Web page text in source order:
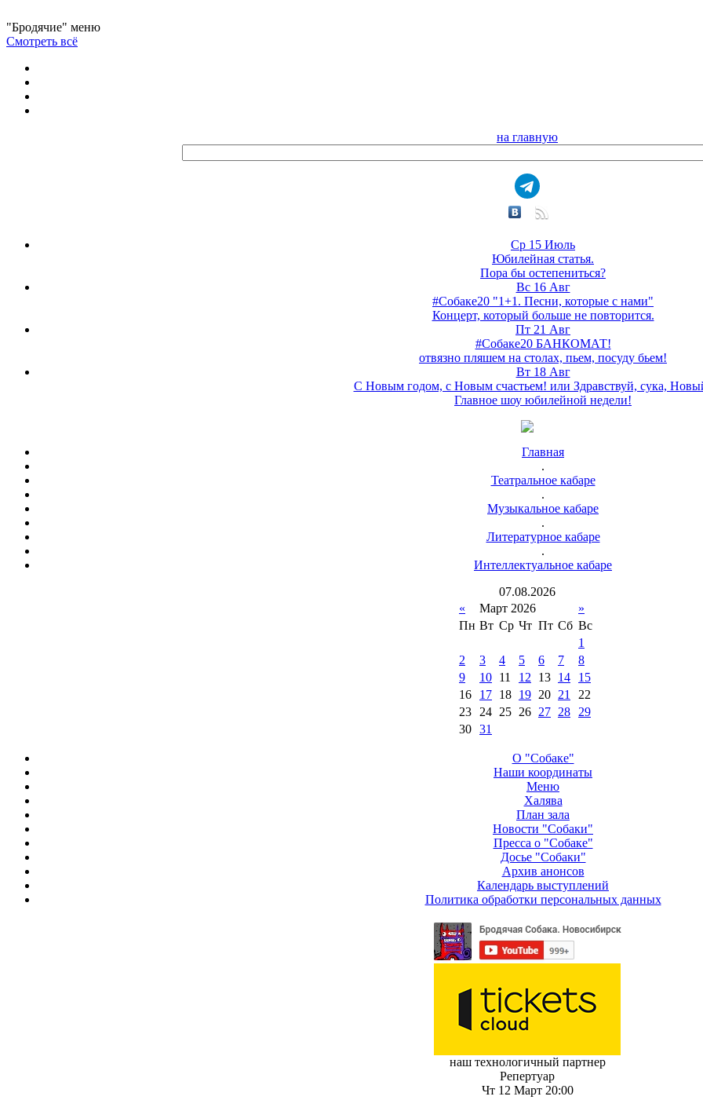
"Бродячие" меню
Смотреть всё
на главную
Ср 15 Июль
Юбилейная статья.
Пора бы остепениться?
Вс 16 Авг
#Собаке20 "1+1. Песни, которые с нами"
Концерт, который больше не повторится.
Пт 21 Авг
#Собаке20 БАНКОМАТ!
отвязно пляшем на столах, пьем, посуду бьем!
Вт 18 Авг
С Новым годом, с Новым счастьем! или Здравствуй, сука,
Главное шоу юбилейной недели!
Главная
.
Театральное кабаре
.
Музыкальное кабаре
.
Литературное кабаре
.
Интеллектуальное кабаре
07.08.2026
«
Март 2026
»
Пн Вт Ср Чт Пт Сб Вс
1
2
3 4 5 6 7
8
9
10 11 12 13 14
15
16
17 18 19 20 21
22
23
24 25 26 27 28
29
30 31
О "Собаке"
Наши координаты
Меню
Халява
План зала
Новости "Собаки"
Пресса о "Собаке"
Досье "Собаки"
Архив анонсов
Календарь выступлений
Политика обработки персональных данных
наш технологичный партнер
Репертуар
Чт 12 Март 20:00